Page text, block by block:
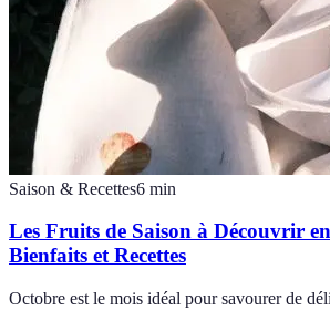
Saison & Recettes6 min
Les Fruits de Saison à Découvrir
Bienfaits et Recettes
Octobre est le mois idéal pour savourer de